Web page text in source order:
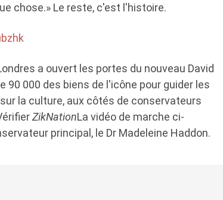
chose.» Le reste, c'est l'histoire.
a ouvert les portes du nouveau David
000 des biens de l'icône pour guider les
la culture, aux côtés de conservateurs
ZikNationLa vidéo de marche ci-
principal, le Dr Madeleine Haddon.